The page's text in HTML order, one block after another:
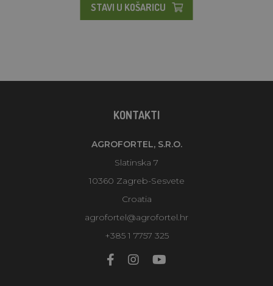
STAVI U KOŠARICU
KONTAKTI
AGROFORTEL, S.R.O.
Slatinska 7
10360 Zagreb-Sesvete
Croatia
agrofortel@agrofortel.hr
+385 1 7757 325